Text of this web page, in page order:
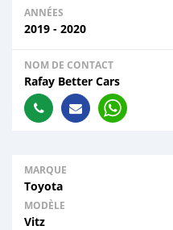
ANNÉES
2019 - 2020
NOM DE CONTACT
Rafay Better Cars
MARQUE
Toyota
MODÈLE
Vitz